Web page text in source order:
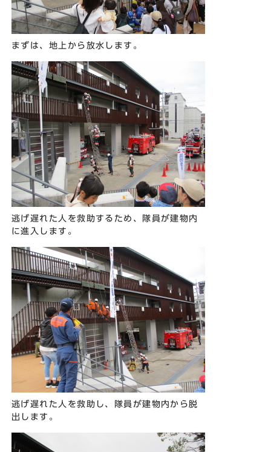
まずは、地上から放水します。
逃げ遅れた人を救助するため、隊員が建物内
に進入します。
逃げ遅れた人を救助し、隊員が建物内から脱
出します。